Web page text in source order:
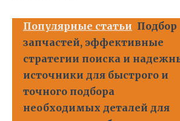
Популярные статьи Подбор
запчастей, эффективные
стратегии поиска и
источники для быстрого и
точного подбора
необходимых деталей для